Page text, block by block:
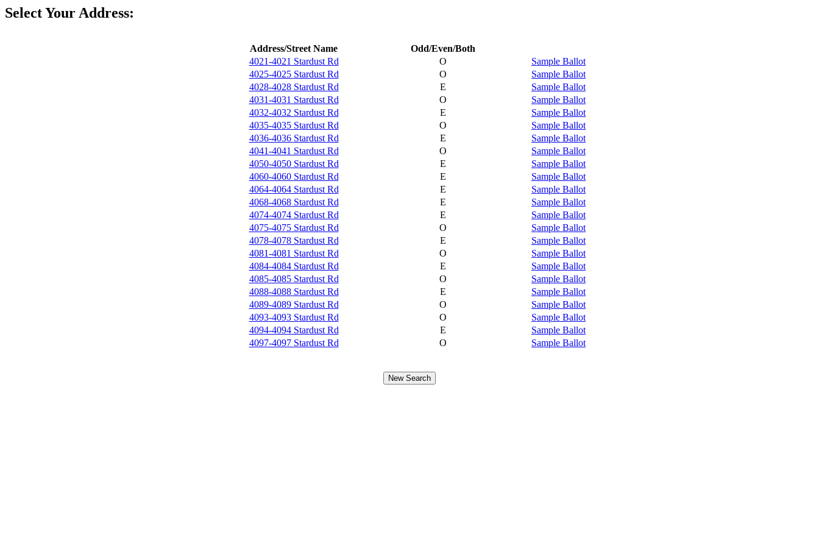
Select Your Address:
Address/Street Name
Odd/Even/Both
4021-4021 Stardust Rd
O
Sample Ballot
4025-4025 Stardust Rd
O
Sample Ballot
4028-4028 Stardust Rd
E
Sample Ballot
4031-4031 Stardust Rd
O
Sample Ballot
4032-4032 Stardust Rd
E
Sample Ballot
4035-4035 Stardust Rd
O
Sample Ballot
4036-4036 Stardust Rd
E
Sample Ballot
4041-4041 Stardust Rd
O
Sample Ballot
4050-4050 Stardust Rd
E
Sample Ballot
4060-4060 Stardust Rd
E
Sample Ballot
4064-4064 Stardust Rd
E
Sample Ballot
4068-4068 Stardust Rd
E
Sample Ballot
4074-4074 Stardust Rd
E
Sample Ballot
4075-4075 Stardust Rd
O
Sample Ballot
4078-4078 Stardust Rd
E
Sample Ballot
4081-4081 Stardust Rd
O
Sample Ballot
4084-4084 Stardust Rd
E
Sample Ballot
4085-4085 Stardust Rd
O
Sample Ballot
4088-4088 Stardust Rd
E
Sample Ballot
4089-4089 Stardust Rd
O
Sample Ballot
4093-4093 Stardust Rd
O
Sample Ballot
4094-4094 Stardust Rd
E
Sample Ballot
4097-4097 Stardust Rd
O Sample Ballot